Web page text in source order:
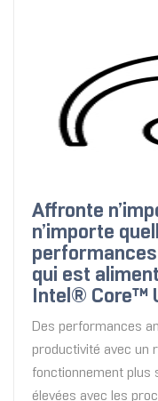
Affronte
n’importe
qui est
Intel® Core™
Des performances
productivité avec un
fonctionnement plus
élevées avec les